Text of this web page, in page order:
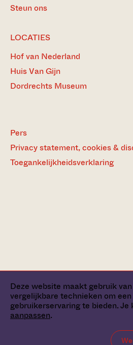
Deze website maakt gebruik
vergelijkbare technieken om
gebruikerservaring te bieden. Je
aanpassen.
Steun ons
LOCATIES
Hof van Nederland
Huis Van Gijn
Dordrechts Museum
Pers
Privacy statement, cookies &
Toegankelijkheidsverklaring